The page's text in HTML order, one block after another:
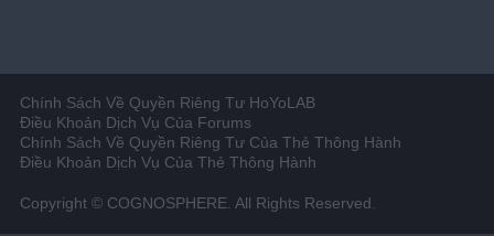
Chính Sách Về Quyền Riêng Tư HoYoLAB
Điều Khoản Dịch Vụ Của Forums
Chính Sách Về Quyền Riêng Tư Của Thẻ Thông Hành
Điều Khoản Dịch Vụ Của Thẻ Thông Hành
Copyright © COGNOSPHERE. All Rights Reserved.